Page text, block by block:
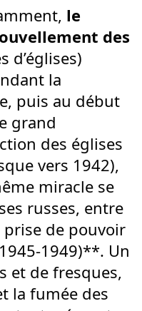
le
des
d’églises)
la
puis au début
grand
des églises
vers 1942),
miracle se
russes, entre
de pouvoir
1949)**. Un
et de fresques,
la fumée des